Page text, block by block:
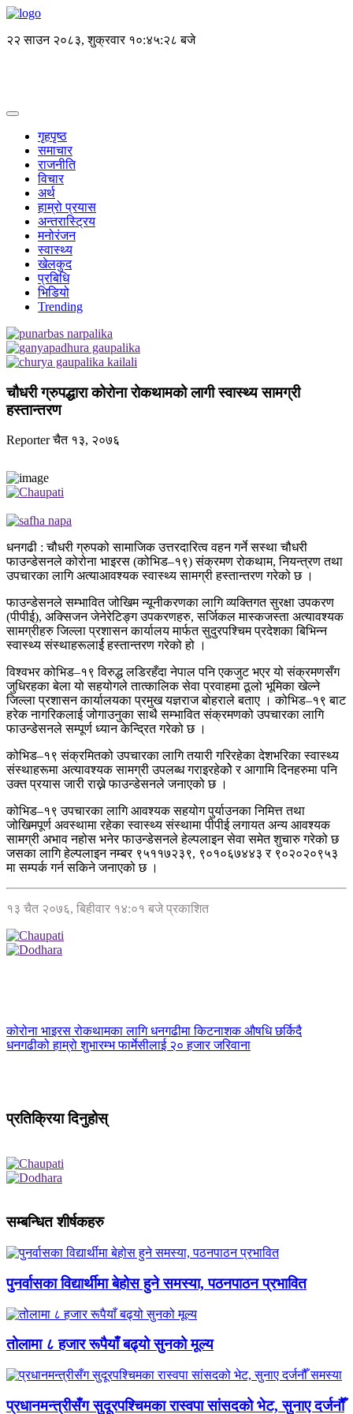
२२ साउन २०८३, शुक्रवार १०:४५:२८ बजे
गृहपृष्ठ
समाचार
राजनीति
विचार
अर्थ
हाम्रो प्रयास
अन्तरास्ट्रिय
मनोरंजन
स्वास्थ्य
खेलकुद
प्रबिधि
भिडियो
Trending
चौधरी ग्रुपद्धारा कोरोना रोकथामको लागी स्वास्थ्य सामग्री
हस्तान्तरण
Reporterचैत १३, २०७६
धनगढी : चौधरी ग्रुपको सामाजिक उत्तरदारित्व वहन गर्ने सस्था चौधरी
फाउन्डेसनले कोरोना भाइरस (कोभिड–१९) संक्रमण रोकथाम, नियन्त्रण तथा
उपचारका लागि अत्याआवश्यक स्वास्थ्य सामग्री हस्तान्तरण गरेको छ ।
फाउन्डेसनले सम्भावित जोखिम न्यूनीकरणका लागि व्यक्तिगत सुरक्षा उपकरण
(पीपीई), अक्सिजन जेनेरेटिङ्ग उपकरणहरु, सर्जिकल मास्कजस्ता अत्यावश्यक
सामग्रीहरु जिल्ला प्रशासन कार्यालय मार्फत सुदुरपश्चिम प्रदेशका बिभिन्न
स्वास्थ्य संस्थाहरूलार्ई हस्तान्तरण गरेको हो ।
विश्वभर कोभिड–१९ विरुद्ध लडिरहँदा नेपाल पनि एकजुट भएर यो संक्रमणसँग
जुधिरहका बेला यो सहयोगले तात्कालिक सेवा प्रवाहमा ठूलो भूमिका खेल्ने
जिल्ला प्रशासन कार्यालयका प्रमुख यज्ञराज बोहराले बताए । कोभिड–१९ बाट
हरेक नागरिकलाई जोगाउनुका साथै सम्भावित संक्रमणको उपचारका लागि
फाउन्डेसनले सम्पूर्ण ध्यान केन्द्रित गरेको छ ।
कोभिड–१९ संक्रमितको उपचारका लागि तयारी गरिरहेका देशभरिका स्वास्थ्य
संस्थाहरूमा अत्यावश्यक सामग्री उपलब्ध गराइरहेकोे र आगामि दिनहरुमा पनि
उक्त प्रयास जारी राख्ने फाउन्डेसनले जनाएको छ ।
कोभिड–१९ उपचारका लागि आवश्यक सहयोग पुर्याउनका निमित्त तथा
जोखिमपूर्ण अवस्थामा रहेका स्वास्थ्य संस्थामा पीपीई लगायत अन्य आवश्यक
सामग्री अभाव नहोस भनेर फाउन्डेसनले हेल्पलाइन सेवा समेत शुचारु गरेको छ
जसका लागि हेल्पलाइन नम्बर ९५११७२३९, ९०१०६७४४३ र ९०२०२०९५३
मा सम्पर्क गर्न सकिने जनाएको छ ।
१३ चैत २०७६, बिहीवार १४:०१ बजे प्रकाशित
कोरोना भाइरस रोकथामका लागि धनगढीमा किटनाशक औषधि छर्किदै
धनगढीको हाम्रो शुभारम्भ फार्मेसीलाई २० हजार जरिवाना
प्रतिक्रिया दिनुहोस्
सम्बन्धित शीर्षकहरु
पुनर्वासका विद्यार्थीमा बेहोस हुने समस्या, पठनपाठन प्रभावित
तोलामा ८ हजार रूपैयाँ बढ्यो सुनको मूल्य
प्रधानमन्त्रीसँग सुदूरपश्चिमका रास्वपा सांसदको भेट, सुनाए दर्जनौँ